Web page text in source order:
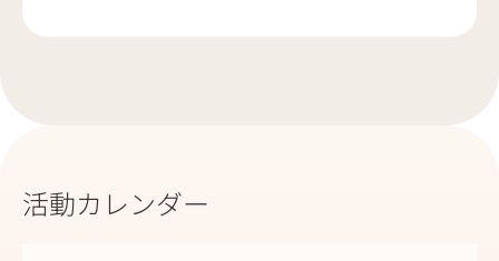
活動カレンダー